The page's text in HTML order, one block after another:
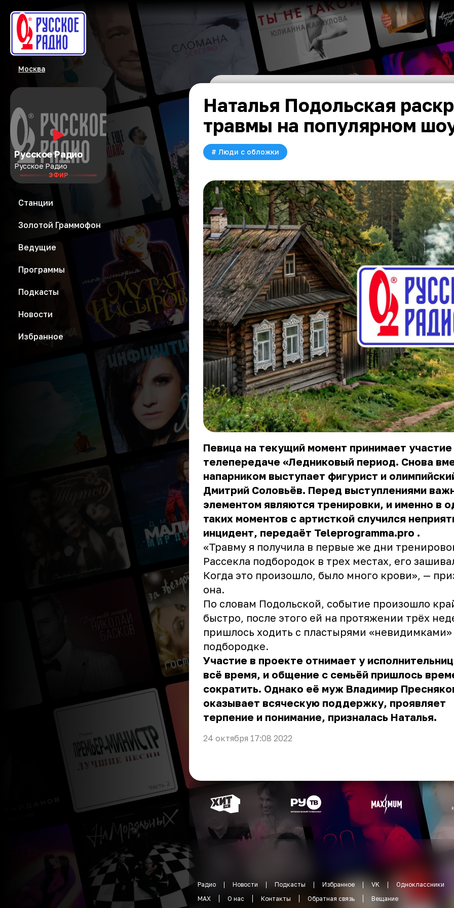
Москва
Русское Радио
Русское Радио
ЭФИР
Станции
Золотой Граммофон
Ведущие
Программы
Подкасты
Новости
Избранное
Наталья Подольская
травмы на популярном
# Люди с обложки
Певица на текущий момент принимает участие
телепередаче «Ледниковый период. Снова
напарником выступает фигурист и
Дмитрий Соловьёв. Перед выступлениями
элементом являются тренировки, и именно в
таких моментов с артисткой случился
инцидент, передаёт Teleprogramma.pro .
«Травму я получила в первые же дни
Рассекла подбородок в трех местах, его
Когда это произошло, было много крови», —
она.
По словам Подольской, событие произошло
быстро, после этого ей на протяжении трёх
пришлось ходить с пластырями «невидимками»
подбородке.
Участие в проекте отнимает у
всё время, и общение с семьёй пришлось
сократить. Однако её муж Владимир
оказывает всяческую поддержку, проявляет
терпение и понимание, призналась Наталья.
24 октября 17:08 2022
Радио Новости Подкасты Избранное VK
Одноклассники
MAX
О нас Контакты Обратная связь Вещание